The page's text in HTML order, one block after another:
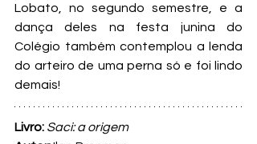
Lobato, no segundo semestre, e a
dança deles na festa junina do
Colégio também contemplou a lenda
do arteiro de uma perna só e foi lindo
demais!
Livro: Saci: a origem